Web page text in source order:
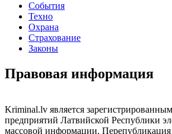
События
Техно
Охрана
Страхование
Законы
Правовая информация
Kriminal.lv является
предприятий Латвийской Республики
массовой информации. Перепубликация